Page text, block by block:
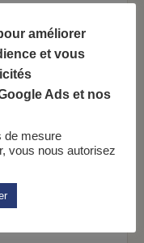
de vitamines,
Ces prunes
améliorer
et vous
Ads et nos
de mesure
vous nous autorisez